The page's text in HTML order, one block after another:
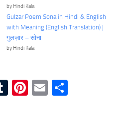
by Hindi Kala
Gulzar Poem Sona in Hindi & English
with Meaning (English Translation) |
गुलज़ार – सोना
by Hindi Kala
Tumblr
Pinterest
Email